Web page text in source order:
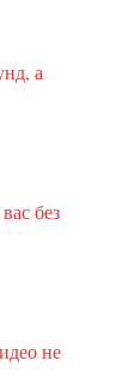
а
без
не